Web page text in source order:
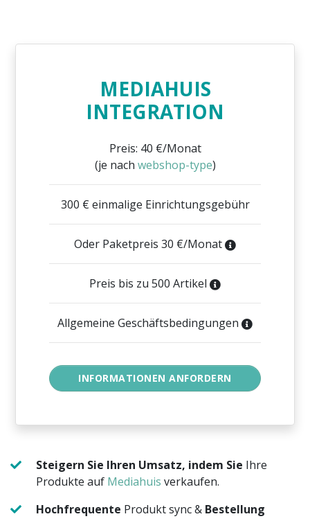
MEDIAHUIS
INTEGRATION
Preis: 40 €/Monat
(je nach webshop-type)
300 € einmalige Einrichtungsgebühr
Oder Paketpreis 30 €/Monat
Preis bis zu 500 Artikel
Allgemeine Geschäftsbedingungen
Steigern Sie Ihren Umsatz, indem Sie Ihre
Produkte auf Mediahuis verkaufen.
Hochfrequente Produkt sync & Bestellung